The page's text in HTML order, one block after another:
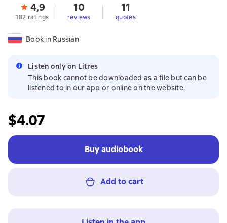
4,9
182 ratings
10
reviews
11
quotes
Book in Russian
Listen only on Litres
This book cannot be downloaded as a file but can be
listened to in our app or online on the website.
$4.07
Buy audiobook
Add to cart